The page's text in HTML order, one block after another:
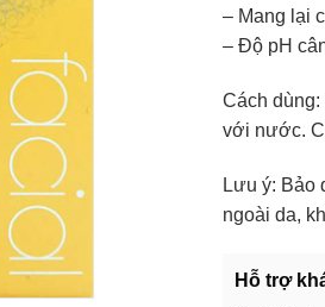
– Mang lại
– Độ pH
Cách
với nước.
Lưu ý: Bảo
ngoài da,
Hỗ trợ